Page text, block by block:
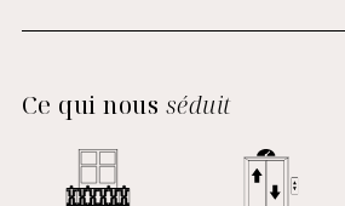
Ce qui nous séduit